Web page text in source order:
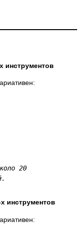
инструментов
20
инструментов